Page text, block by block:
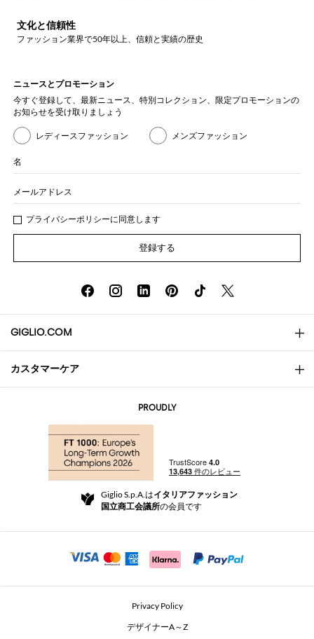
文化と信頼性
ファッション業界で50年以上、信頼と実績の歴史
ニュースとプロモーション
今すぐ登録して、最新ニュース、特別コレクション、限定プロモーションの
お知らせを受け取りましょう
レディースファッション メンズファッション
名
メールアドレス
プライバシーポリシーに同意します
登録する
GIGLIO.COM
会社概要
Community Store
Beauty Seekers VIP Club
カスタマーケア
返品と返金
For a safe shopping experience
Security Communication
PROUDLY
Giglio S.p.A.はイタリアファッション
国立商工会議所の会員です
Privacy Policy
デザイナーA～Z